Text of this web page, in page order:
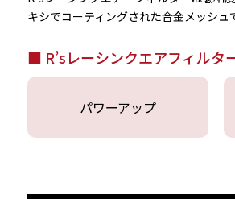
キシでコーティングされた合金メッシュ
R’sレーシンクエアフィルタ
パワーアップ